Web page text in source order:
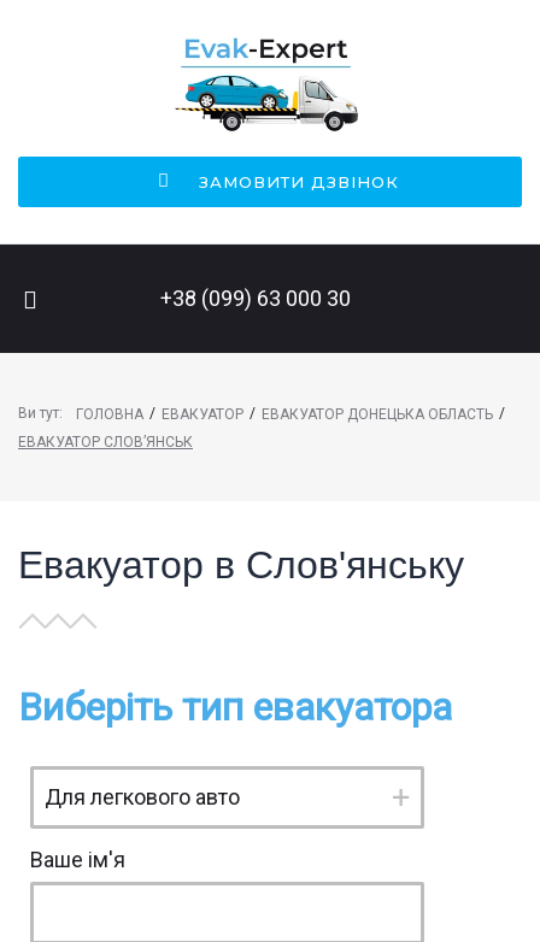
ЗАМОВИТИ ДЗВІНОК
+38 (099) 63 000 30
Ви тут: ГОЛОВНА / ЕВАКУАТОР / ЕВАКУАТОР ДОНЕЦЬКА ОБЛАСТЬ /
ЕВАКУАТОР СЛОВ’ЯНСЬК
Евакуатор в Слов'янську
Виберіть тип евакуатора
Ваше ім'я
ПОШУК НА САЙТІ